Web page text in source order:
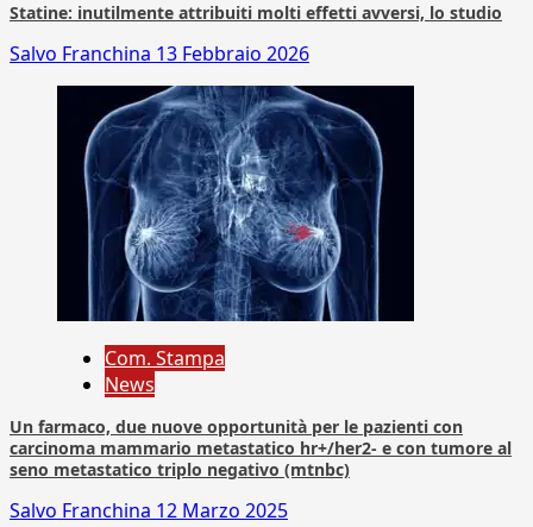
Statine: inutilmente attribuiti molti effetti avversi, lo studio
Salvo Franchina 13 Febbraio 2026
Com. Stampa
News
Un farmaco, due nuove opportunità per le pazienti con
carcinoma mammario metastatico hr+/her2- e con tumore al
seno metastatico triplo negativo (mtnbc)
Salvo Franchina 12 Marzo 2025